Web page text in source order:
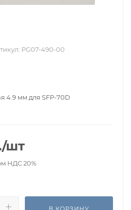
PG07-490-00
4.9 мм для SFP-70D
/шт
НДС 20%